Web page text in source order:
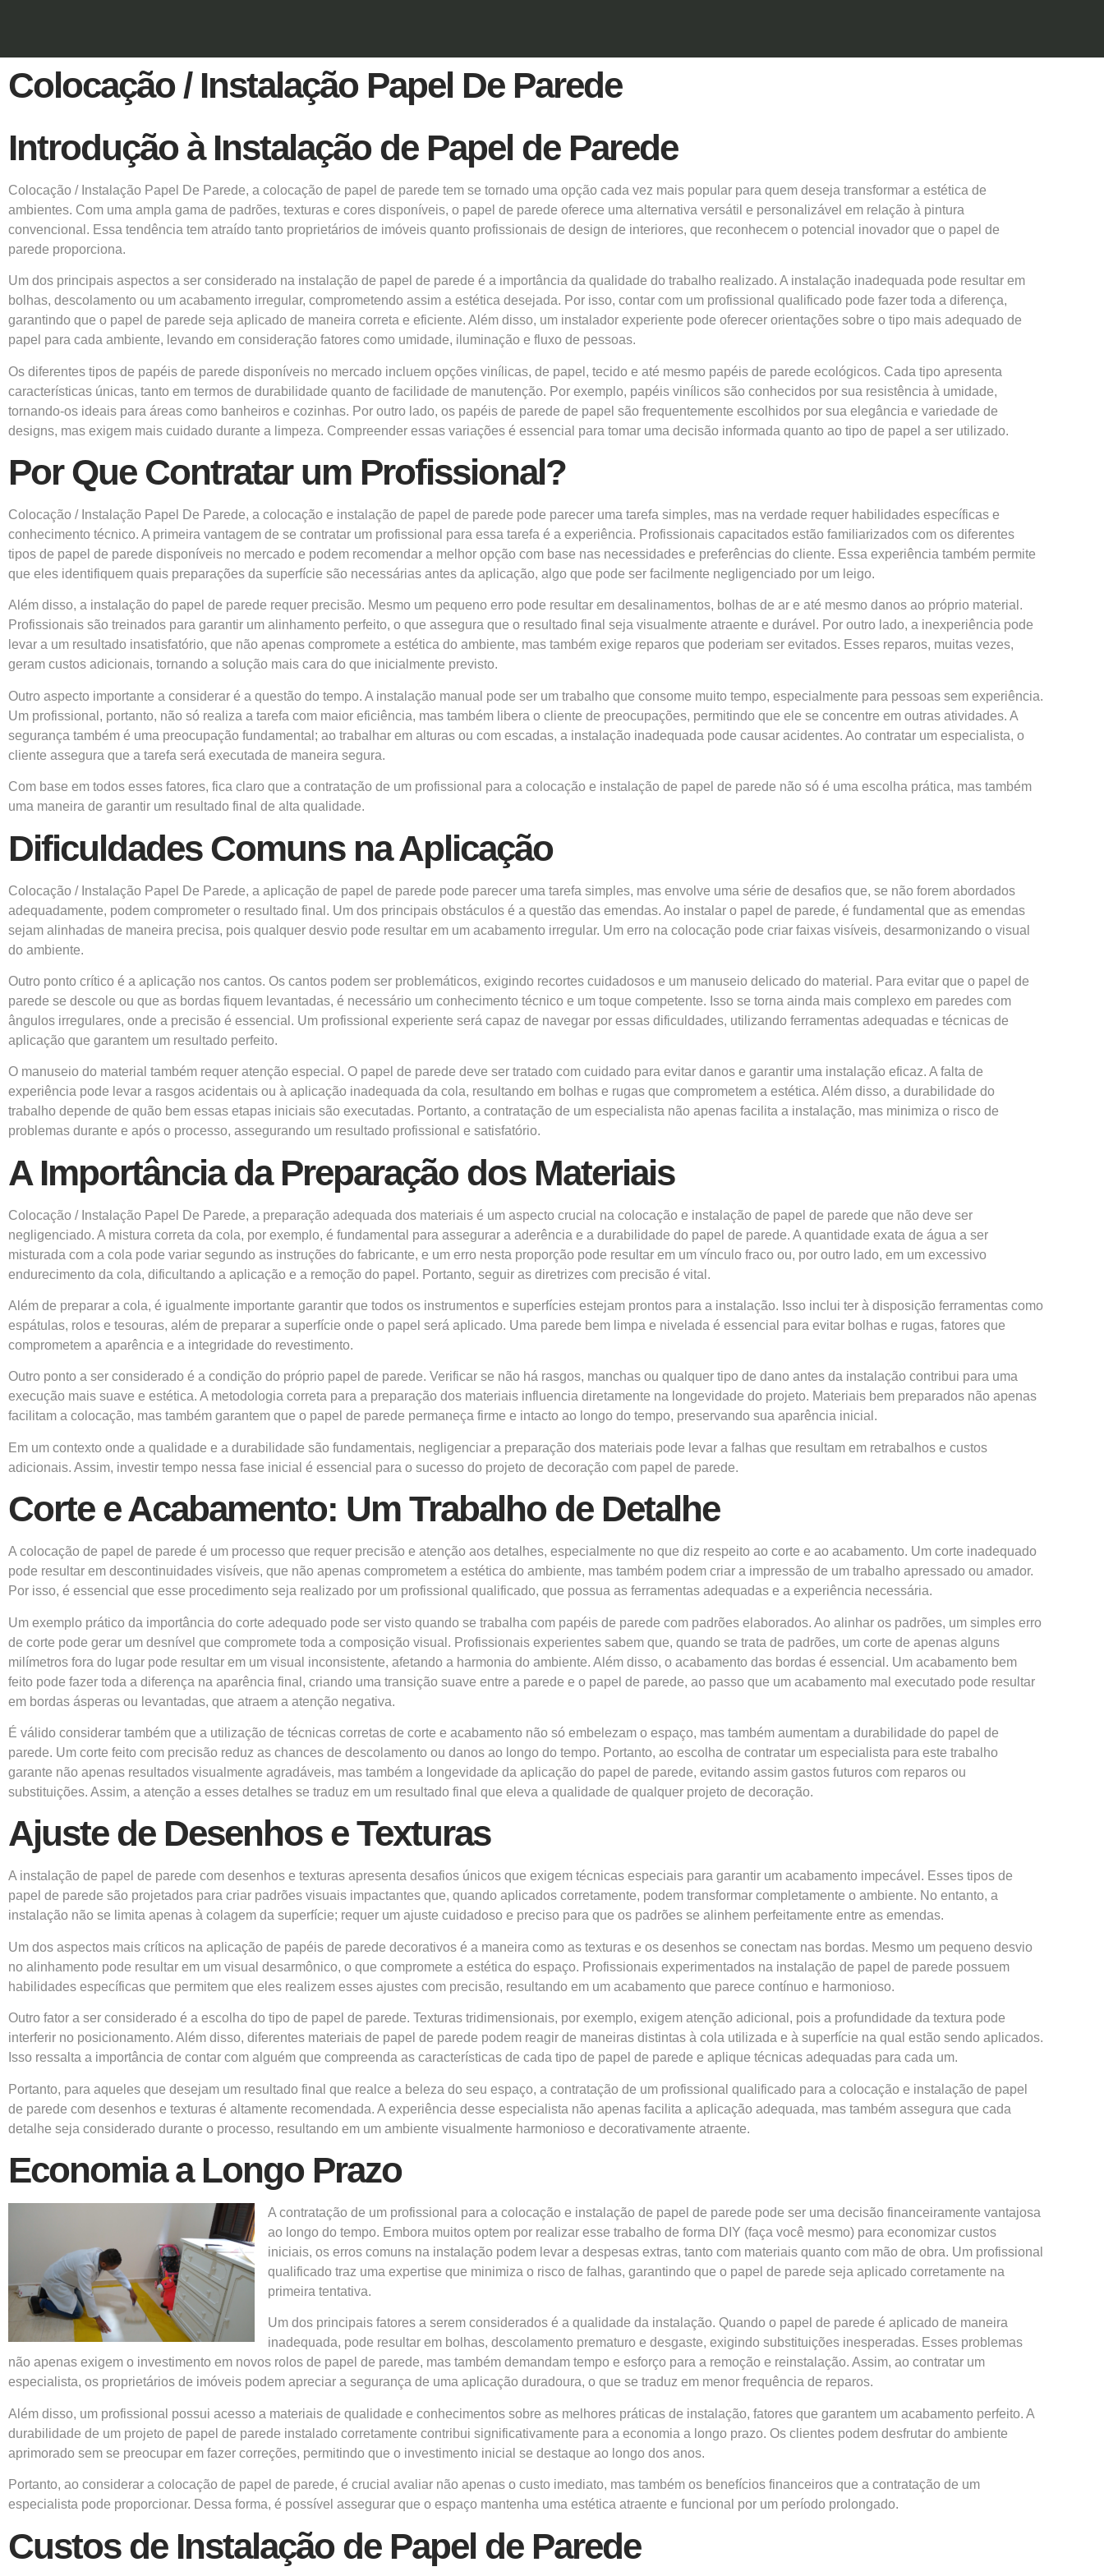
Colocação / Instalação Papel De Parede
Introdução à Instalação de Papel de Parede
Colocação / Instalação Papel De Parede, a colocação de papel de parede tem se tornado uma opção cada vez mais popular para quem deseja transformar a estética de
ambientes. Com uma ampla gama de padrões, texturas e cores disponíveis, o papel de parede oferece uma alternativa versátil e personalizável em relação à pintura
convencional. Essa tendência tem atraído tanto proprietários de imóveis quanto profissionais de design de interiores, que reconhecem o potencial inovador que o papel de
parede proporciona.
Um dos principais aspectos a ser considerado na instalação de papel de parede é a importância da qualidade do trabalho realizado. A instalação inadequada pode resultar em
bolhas, descolamento ou um acabamento irregular, comprometendo assim a estética desejada. Por isso, contar com um profissional qualificado pode fazer toda a diferença,
garantindo que o papel de parede seja aplicado de maneira correta e eficiente. Além disso, um instalador experiente pode oferecer orientações sobre o tipo mais adequado de
papel para cada ambiente, levando em consideração fatores como umidade, iluminação e fluxo de pessoas.
Os diferentes tipos de papéis de parede disponíveis no mercado incluem opções vinílicas, de papel, tecido e até mesmo papéis de parede ecológicos. Cada tipo apresenta
características únicas, tanto em termos de durabilidade quanto de facilidade de manutenção. Por exemplo, papéis vinílicos são conhecidos por sua resistência à umidade,
tornando-os ideais para áreas como banheiros e cozinhas. Por outro lado, os papéis de parede de papel são frequentemente escolhidos por sua elegância e variedade de
designs, mas exigem mais cuidado durante a limpeza. Compreender essas variações é essencial para tomar uma decisão informada quanto ao tipo de papel a ser utilizado.
Por Que Contratar um Profissional?
Colocação / Instalação Papel De Parede, a colocação e instalação de papel de parede pode parecer uma tarefa simples, mas na verdade requer habilidades específicas e
conhecimento técnico. A primeira vantagem de se contratar um profissional para essa tarefa é a experiência. Profissionais capacitados estão familiarizados com os diferentes
tipos de papel de parede disponíveis no mercado e podem recomendar a melhor opção com base nas necessidades e preferências do cliente. Essa experiência também permite
que eles identifiquem quais preparações da superfície são necessárias antes da aplicação, algo que pode ser facilmente negligenciado por um leigo.
Além disso, a instalação do papel de parede requer precisão. Mesmo um pequeno erro pode resultar em desalinamentos, bolhas de ar e até mesmo danos ao próprio material.
Profissionais são treinados para garantir um alinhamento perfeito, o que assegura que o resultado final seja visualmente atraente e durável. Por outro lado, a inexperiência pode
levar a um resultado insatisfatório, que não apenas compromete a estética do ambiente, mas também exige reparos que poderiam ser evitados. Esses reparos, muitas vezes,
geram custos adicionais, tornando a solução mais cara do que inicialmente previsto.
Outro aspecto importante a considerar é a questão do tempo. A instalação manual pode ser um trabalho que consome muito tempo, especialmente para pessoas sem experiência.
Um profissional, portanto, não só realiza a tarefa com maior eficiência, mas também libera o cliente de preocupações, permitindo que ele se concentre em outras atividades. A
segurança também é uma preocupação fundamental; ao trabalhar em alturas ou com escadas, a instalação inadequada pode causar acidentes. Ao contratar um especialista, o
cliente assegura que a tarefa será executada de maneira segura.
Com base em todos esses fatores, fica claro que a contratação de um profissional para a colocação e instalação de papel de parede não só é uma escolha prática, mas também
uma maneira de garantir um resultado final de alta qualidade.
Dificuldades Comuns na Aplicação
Colocação / Instalação Papel De Parede, a aplicação de papel de parede pode parecer uma tarefa simples, mas envolve uma série de desafios que, se não forem abordados
adequadamente, podem comprometer o resultado final. Um dos principais obstáculos é a questão das emendas. Ao instalar o papel de parede, é fundamental que as emendas
sejam alinhadas de maneira precisa, pois qualquer desvio pode resultar em um acabamento irregular. Um erro na colocação pode criar faixas visíveis, desarmonizando o visual
do ambiente.
Outro ponto crítico é a aplicação nos cantos. Os cantos podem ser problemáticos, exigindo recortes cuidadosos e um manuseio delicado do material. Para evitar que o papel de
parede se descole ou que as bordas fiquem levantadas, é necessário um conhecimento técnico e um toque competente. Isso se torna ainda mais complexo em paredes com
ângulos irregulares, onde a precisão é essencial. Um profissional experiente será capaz de navegar por essas dificuldades, utilizando ferramentas adequadas e técnicas de
aplicação que garantem um resultado perfeito.
O manuseio do material também requer atenção especial. O papel de parede deve ser tratado com cuidado para evitar danos e garantir uma instalação eficaz. A falta de
experiência pode levar a rasgos acidentais ou à aplicação inadequada da cola, resultando em bolhas e rugas que comprometem a estética. Além disso, a durabilidade do
trabalho depende de quão bem essas etapas iniciais são executadas. Portanto, a contratação de um especialista não apenas facilita a instalação, mas minimiza o risco de
problemas durante e após o processo, assegurando um resultado profissional e satisfatório.
A Importância da Preparação dos Materiais
Colocação / Instalação Papel De Parede, a preparação adequada dos materiais é um aspecto crucial na colocação e instalação de papel de parede que não deve ser
negligenciado. A mistura correta da cola, por exemplo, é fundamental para assegurar a aderência e a durabilidade do papel de parede. A quantidade exata de água a ser
misturada com a cola pode variar segundo as instruções do fabricante, e um erro nesta proporção pode resultar em um vínculo fraco ou, por outro lado, em um excessivo
endurecimento da cola, dificultando a aplicação e a remoção do papel. Portanto, seguir as diretrizes com precisão é vital.
Além de preparar a cola, é igualmente importante garantir que todos os instrumentos e superfícies estejam prontos para a instalação. Isso inclui ter à disposição ferramentas como
espátulas, rolos e tesouras, além de preparar a superfície onde o papel será aplicado. Uma parede bem limpa e nivelada é essencial para evitar bolhas e rugas, fatores que
comprometem a aparência e a integridade do revestimento.
Outro ponto a ser considerado é a condição do próprio papel de parede. Verificar se não há rasgos, manchas ou qualquer tipo de dano antes da instalação contribui para uma
execução mais suave e estética. A metodologia correta para a preparação dos materiais influencia diretamente na longevidade do projeto. Materiais bem preparados não apenas
facilitam a colocação, mas também garantem que o papel de parede permaneça firme e intacto ao longo do tempo, preservando sua aparência inicial.
Em um contexto onde a qualidade e a durabilidade são fundamentais, negligenciar a preparação dos materiais pode levar a falhas que resultam em retrabalhos e custos
adicionais. Assim, investir tempo nessa fase inicial é essencial para o sucesso do projeto de decoração com papel de parede.
Corte e Acabamento: Um Trabalho de Detalhe
A colocação de papel de parede é um processo que requer precisão e atenção aos detalhes, especialmente no que diz respeito ao corte e ao acabamento. Um corte inadequado
pode resultar em descontinuidades visíveis, que não apenas comprometem a estética do ambiente, mas também podem criar a impressão de um trabalho apressado ou amador.
Por isso, é essencial que esse procedimento seja realizado por um profissional qualificado, que possua as ferramentas adequadas e a experiência necessária.
Um exemplo prático da importância do corte adequado pode ser visto quando se trabalha com papéis de parede com padrões elaborados. Ao alinhar os padrões, um simples erro
de corte pode gerar um desnível que compromete toda a composição visual. Profissionais experientes sabem que, quando se trata de padrões, um corte de apenas alguns
milímetros fora do lugar pode resultar em um visual inconsistente, afetando a harmonia do ambiente. Além disso, o acabamento das bordas é essencial. Um acabamento bem
feito pode fazer toda a diferença na aparência final, criando uma transição suave entre a parede e o papel de parede, ao passo que um acabamento mal executado pode resultar
em bordas ásperas ou levantadas, que atraem a atenção negativa.
É válido considerar também que a utilização de técnicas corretas de corte e acabamento não só embelezam o espaço, mas também aumentam a durabilidade do papel de
parede. Um corte feito com precisão reduz as chances de descolamento ou danos ao longo do tempo. Portanto, ao escolha de contratar um especialista para este trabalho
garante não apenas resultados visualmente agradáveis, mas também a longevidade da aplicação do papel de parede, evitando assim gastos futuros com reparos ou
substituições. Assim, a atenção a esses detalhes se traduz em um resultado final que eleva a qualidade de qualquer projeto de decoração.
Ajuste de Desenhos e Texturas
A instalação de papel de parede com desenhos e texturas apresenta desafios únicos que exigem técnicas especiais para garantir um acabamento impecável. Esses tipos de
papel de parede são projetados para criar padrões visuais impactantes que, quando aplicados corretamente, podem transformar completamente o ambiente. No entanto, a
instalação não se limita apenas à colagem da superfície; requer um ajuste cuidadoso e preciso para que os padrões se alinhem perfeitamente entre as emendas.
Um dos aspectos mais críticos na aplicação de papéis de parede decorativos é a maneira como as texturas e os desenhos se conectam nas bordas. Mesmo um pequeno desvio
no alinhamento pode resultar em um visual desarmônico, o que compromete a estética do espaço. Profissionais experimentados na instalação de papel de parede possuem
habilidades específicas que permitem que eles realizem esses ajustes com precisão, resultando em um acabamento que parece contínuo e harmonioso.
Outro fator a ser considerado é a escolha do tipo de papel de parede. Texturas tridimensionais, por exemplo, exigem atenção adicional, pois a profundidade da textura pode
interferir no posicionamento. Além disso, diferentes materiais de papel de parede podem reagir de maneiras distintas à cola utilizada e à superfície na qual estão sendo aplicados.
Isso ressalta a importância de contar com alguém que compreenda as características de cada tipo de papel de parede e aplique técnicas adequadas para cada um.
Portanto, para aqueles que desejam um resultado final que realce a beleza do seu espaço, a contratação de um profissional qualificado para a colocação e instalação de papel
de parede com desenhos e texturas é altamente recomendada. A experiência desse especialista não apenas facilita a aplicação adequada, mas também assegura que cada
detalhe seja considerado durante o processo, resultando em um ambiente visualmente harmonioso e decorativamente atraente.
Economia a Longo Prazo
A contratação de um profissional para a colocação e instalação de papel de parede pode ser uma decisão financeiramente vantajosa
ao longo do tempo. Embora muitos optem por realizar esse trabalho de forma DIY (faça você mesmo) para economizar custos
iniciais, os erros comuns na instalação podem levar a despesas extras, tanto com materiais quanto com mão de obra. Um profissional
qualificado traz uma expertise que minimiza o risco de falhas, garantindo que o papel de parede seja aplicado corretamente na
primeira tentativa.
Um dos principais fatores a serem considerados é a qualidade da instalação. Quando o papel de parede é aplicado de maneira
inadequada, pode resultar em bolhas, descolamento prematuro e desgaste, exigindo substituições inesperadas. Esses problemas
não apenas exigem o investimento em novos rolos de papel de parede, mas também demandam tempo e esforço para a remoção e reinstalação. Assim, ao contratar um
especialista, os proprietários de imóveis podem apreciar a segurança de uma aplicação duradoura, o que se traduz em menor frequência de reparos.
Além disso, um profissional possui acesso a materiais de qualidade e conhecimentos sobre as melhores práticas de instalação, fatores que garantem um acabamento perfeito. A
durabilidade de um projeto de papel de parede instalado corretamente contribui significativamente para a economia a longo prazo. Os clientes podem desfrutar do ambiente
aprimorado sem se preocupar em fazer correções, permitindo que o investimento inicial se destaque ao longo dos anos.
Portanto, ao considerar a colocação de papel de parede, é crucial avaliar não apenas o custo imediato, mas também os benefícios financeiros que a contratação de um
especialista pode proporcionar. Dessa forma, é possível assegurar que o espaço mantenha uma estética atraente e funcional por um período prolongado.
Custos de Instalação de Papel de Parede